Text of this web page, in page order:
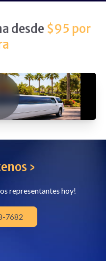
desde $95 por
›
representantes hoy!
7682